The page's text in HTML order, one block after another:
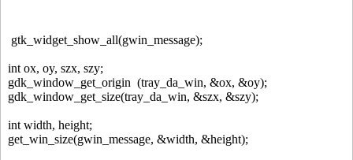
gtk_widget_show_all(gwin_message);
int ox, oy, szx, szy;
gdk_window_get_origin (tray_da_win, &ox, &oy);
gdk_window_get_size(tray_da_win, &szx, &szy);
int width, height;
get_win_size(gwin_message, &width, &height);